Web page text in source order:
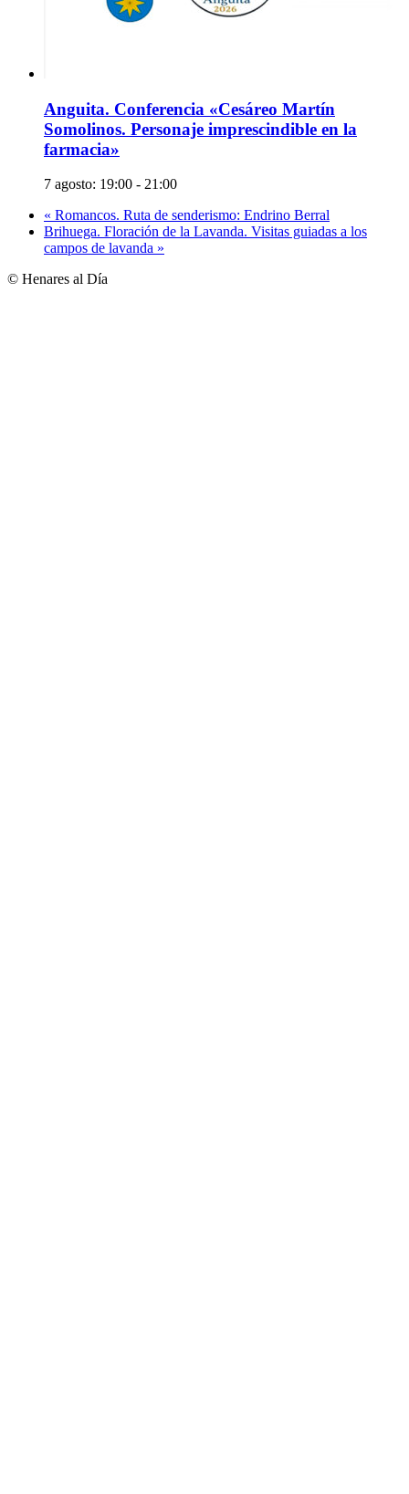
Anguita. Conferencia «Cesáreo Martín
Somolinos. Personaje imprescindible en la
farmacia»
7 agosto: 19:00 - 21:00
« Romancos. Ruta de senderismo: Endrino Berral
Brihuega. Floración de la Lavanda. Visitas guiadas a los
campos de lavanda »
© Henares al Día